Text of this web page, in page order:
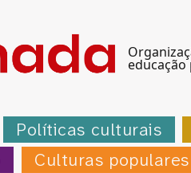
educação
Políticas culturais
Culturas populares